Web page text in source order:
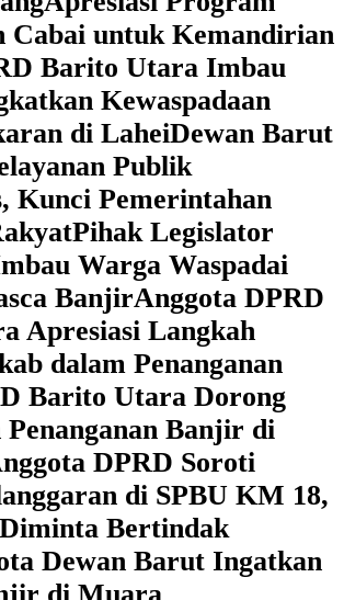
Cabai untuk Kemandirian
Barito Utara Imbau
Kewaspadaan
di LaheiDewan Barut
Publik
Kunci Pemerintahan
Pihak Legislator
Warga Waspadai
BanjirAnggota DPRD
Apresiasi Langkah
dalam Penanganan
Barito Utara Dorong
Penanganan Banjir di
DPRD Soroti
di SPBU KM 18,
Bertindak
Dewan Barut Ingatkan